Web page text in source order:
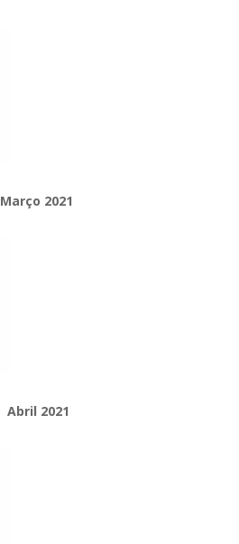
Março 2021
Abril 2021